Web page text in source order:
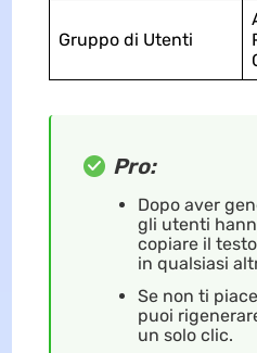
Gruppo di Utenti
Pro:
Dopo aver
gli utenti
copiare il
in qualsiasi
Se non ti
puoi
un solo clic.